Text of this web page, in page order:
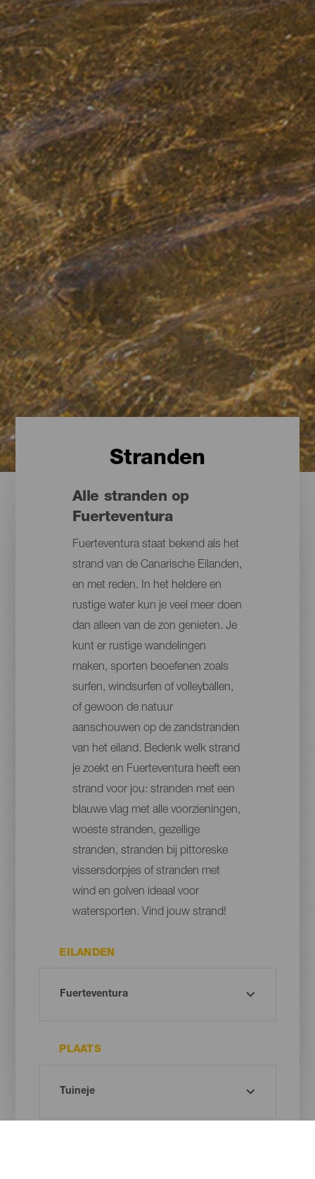
Stranden
Alle stranden op
Fuerteventura
Fuerteventura staat bekend als het
strand van de Canarische Eilanden,
en met reden. In het heldere en
rustige water kun je veel meer doen
dan alleen van de zon genieten. Je
kunt er rustige wandelingen
maken, sporten beoefenen zoals
surfen, windsurfen of volleyballen,
of gewoon de natuur
aanschouwen op de zandstranden
van het eiland. Bedenk welk strand
je zoekt en Fuerteventura heeft een
strand voor jou: stranden met een
blauwe vlag met alle voorzieningen,
woeste stranden, gezellige
stranden, stranden bij pittoreske
vissersdorpjes of stranden met
wind en golven ideaal voor
watersporten. Vind jouw strand!
EILANDEN
PLAATS